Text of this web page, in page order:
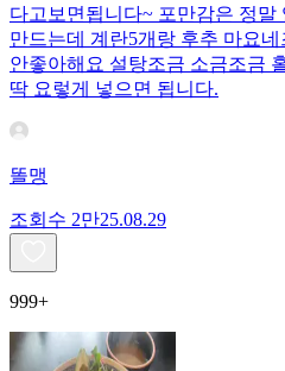
다고보면됩니다~ 포만감은 정말
만드는데 계란5개랑 후추 마요
안좋아해요 설탕조금 소금조금
딱 요렇게 넣으면 됩니다.
똘맹
조회수 2만25.08.29
999+